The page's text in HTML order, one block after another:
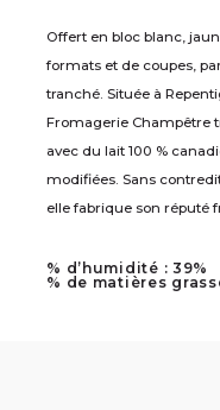
Offert en bloc blanc,
formats et de coupes,
tranché. Située à
Fromagerie Champêtre
avec du lait 100 %
modifiées. Sans
elle fabrique son réputé
% d’humidité : 39%
% de matières